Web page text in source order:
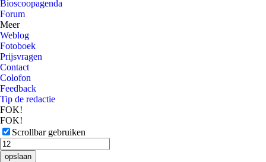
Bioscoopagenda
Forum
Meer
Weblog
Fotoboek
Prijsvragen
Contact
Colofon
Feedback
Tip de redactie
FOK!
FOK!
Scrollbar gebruiken
opslaan